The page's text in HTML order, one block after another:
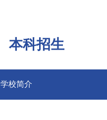
本科招生
学校简介